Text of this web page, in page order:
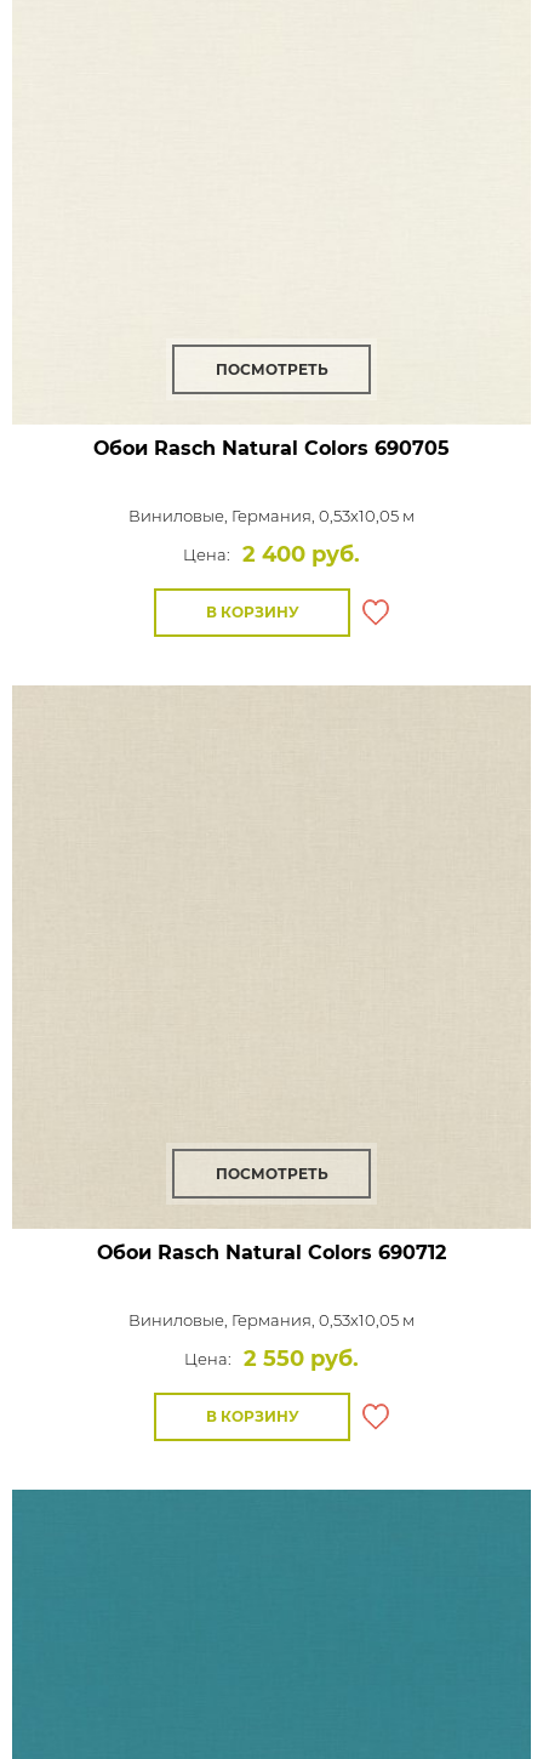
ПОСМОТРЕТЬ
Обои Rasch Natural Colors 690705
Виниловые, Германия, 0,53x10,05 м
Цена:
2 400 руб.
В КОРЗИНУ
ПОСМОТРЕТЬ
Обои Rasch Natural Colors 690712
Виниловые, Германия, 0,53x10,05 м
Цена:
2 550 руб.
В КОРЗИНУ